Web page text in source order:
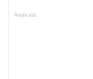
Anuncios.